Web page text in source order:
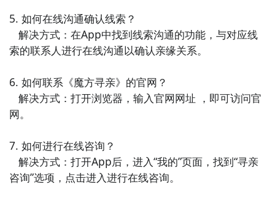
9. 《美妆达人》 - 这款生活休闲类APP提供了时尚美妆
的相关资讯和教程，帮助你学习化妆技巧，打造迷人妆
容。
10. 《健身助手》 - 这款小工具类APP提供了详细的健
身计划和教程，让你在家也能进行科学有效的健身训
练，保持健康体魄。
5. 如何在线沟通确认线索？
索的联系人进行在线沟通以确认亲缘关系。
6. 如何联系《魔方寻亲》的官网？
网。
7. 如何进行在线咨询？
咨询”选项，点击进入进行在线咨询。